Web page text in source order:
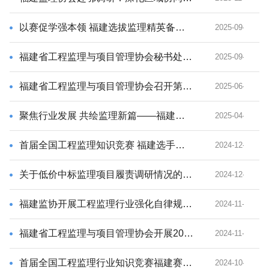
以赛促学强本领 福建选拔监理精英备战全国竞赛——第二届全国工程监理知识竞赛（福建赛区）选拔赛圆满完成 2025-09-29
福建省工程监理与项目管理协会秘书处组织观看九三阅兵直播 2025-09-03
福建省工程监理与项目管理协会召开第七届理事会第一次常务理事会议​ 2025-06-10
聚焦行业发展 共绘监理新篇——福建省工程监理与项目管理协会第七届会员代表大会暨第一次理事会(监事会）在榕召开 2025-04-28
首届全国工程监理知识竞赛 福建选手斩获多项佳绩 2024-12-16
关于低价中标监理项目履责调研情况的报告 2024-12-13
福建监协开展工程监理行业强化自律规范履职调研行动 2024-11-27
福建省工程监理与项目管理协会开展2024年下半年自律调研工作 2024-11-13
首届全国工程监理行业知识竞赛福建赛区选拔赛在榕成功举办 2024-10-22